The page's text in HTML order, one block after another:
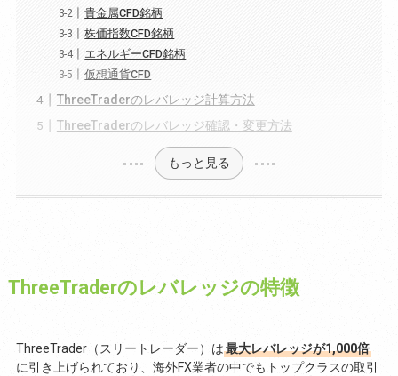
貴金属CFD銘柄
株価指数CFD銘柄
エネルギーCFD銘柄
仮想通貨CFD
ThreeTraderのレバレッジ計算方法
ThreeTraderのレバレッジ確認・変更方法
もっと見る
ThreeTraderのレバレッジの特徴
ThreeTrader（スリートレーダー）は最大レバレッジが1,000倍
に引き上げられており、海外FX業者の中でもトップクラスの取引